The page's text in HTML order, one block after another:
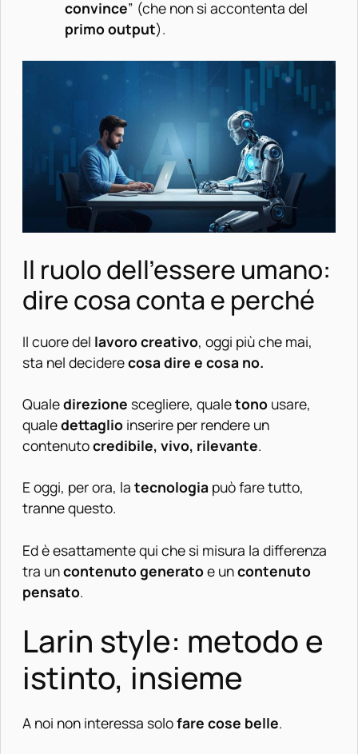
convince” (che non si accontenta del
primo output).
Il ruolo dell’essere umano:
dire cosa conta e perché
Il cuore del lavoro creativo, oggi più che mai,
sta nel deciderecosa dire e cosa no.
Qualedirezione scegliere, qualetonousare,
qualedettaglioinserire per rendere un
contenutocredibile, vivo, rilevante.
E oggi, per ora, la tecnologia può fare tutto,
tranne questo.
Ed è esattamente qui che si misura la differenza
tra uncontenuto generatoe uncontenuto
pensato.
Larin style: metodo e
istinto, insieme
A noi non interessa solofare cose belle.